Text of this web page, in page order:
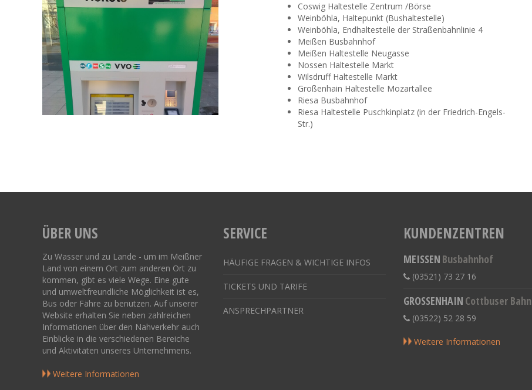
Coswig Haltestelle Zentrum /Börse
Weinböhla, Haltepunkt (Bushaltestelle)
Weinböhla, Endhaltestelle der Straßenbahnlinie 4
Meißen Busbahnhof
Meißen Haltestelle Neugasse
Nossen Haltestelle Markt
Wilsdruff Haltestelle Markt
Großenhain Haltestelle Mozartallee
Riesa Busbahnhof
Riesa Haltestelle Puschkinplatz (in der Friedrich-Engels-
Str.)
ÜBER UNS
Zu Wasser und zu Lande - um im Meißner
Land von einem Ort zum anderen Ort zu
kommen, gibt es viele Wege. Eine gute
und umweltfreundliche Möglichkeit ist es,
Bus oder Fähre zu benutzen. Auf unserer
Website erhalten Sie neben zahlreichen
Informationen über den Nahverkehr auch
Einblicke in die verschiedenen Bereiche
und Aktivitäten unseres Unternehmens.
Weitere Informationen
SERVICE
HÄUFIGE FRAGEN & WICHTIGE INFOS
TICKETS UND TARIFE
ANSPRECHPARTNER
KUNDENZENTREN
MEISSEN Busbahnhof
(03521) 73 27 16
GROSSENHAIN Cottbuser
(03522) 52 28 59
Weitere Informationen